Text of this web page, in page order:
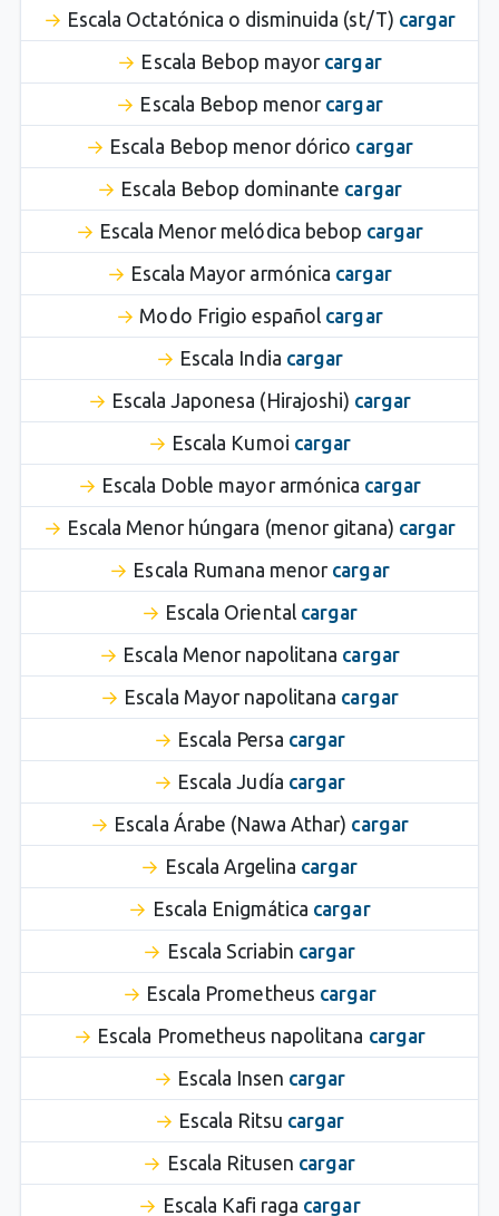
Escala Octatónica o disminuida (st/T) cargar
Escala Bebop mayor cargar
Escala Bebop menor cargar
Escala Bebop menor dórico cargar
Escala Bebop dominante cargar
Escala Menor melódica bebop cargar
Escala Mayor armónica cargar
Modo Frigio español cargar
Escala India cargar
Escala Japonesa (Hirajoshi) cargar
Escala Kumoi cargar
Escala Doble mayor armónica cargar
Escala Menor húngara (menor gitana) cargar
Escala Rumana menor cargar
Escala Oriental cargar
Escala Menor napolitana cargar
Escala Mayor napolitana cargar
Escala Persa cargar
Escala Judía cargar
Escala Árabe (Nawa Athar) cargar
Escala Argelina cargar
Escala Enigmática cargar
Escala Scriabin cargar
Escala Prometheus cargar
Escala Prometheus napolitana cargar
Escala Insen cargar
Escala Ritsu cargar
Escala Ritusen cargar
Escala Kafi raga cargar